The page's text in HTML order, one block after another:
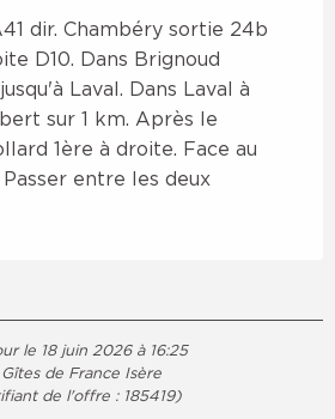
dir. Chambéry sortie 24b
D10. Dans Brignoud
Laval. Dans Laval à
sur 1 km. Après le
1ère à droite. Face au
entre les deux
le 18 juin 2026 à 16:25
de France Isère
de l'offre : 185419)